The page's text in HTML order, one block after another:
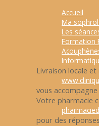
Accueil
Ma
Les
Formation
Livraison locale et
vous accompagne
Votre pharmacie
pour des